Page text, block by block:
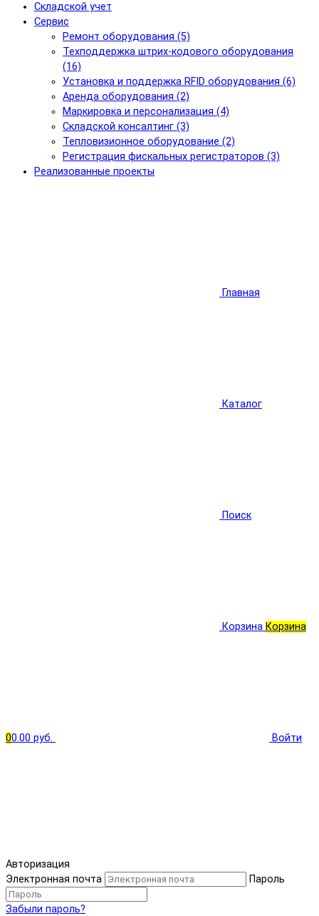
Складской учет
Сервис
Ремонт оборудования (5)
Техподдержка штрих-кодового оборудования
(16)
Установка и поддержка RFID оборудования (6)
Аренда оборудования (2)
Маркировка и персонализация (4)
Складской консалтинг (3)
Тепловизионное оборудование (2)
Регистрация фискальных регистраторов (3)
Реализованные проекты
Главная
Каталог
Поиск
Корзина Корзина
00.00 руб. Войти
Авторизация
Электронная почта
Пароль
Забыли пароль?